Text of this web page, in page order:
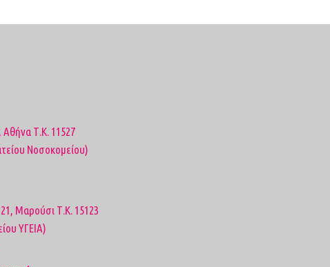
Αθήνα Τ.Κ. 11527
Νοσοκομείου)
Μαρούσι Τ.Κ. 15123
ΥΓΕΙΑ)